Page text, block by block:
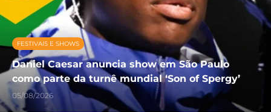
FESTIVAIS E SHOWS
Daniel Caesar anuncia show em São Paulo
como parte da turnê mundial ‘Son of Spergy’
05/08/2026